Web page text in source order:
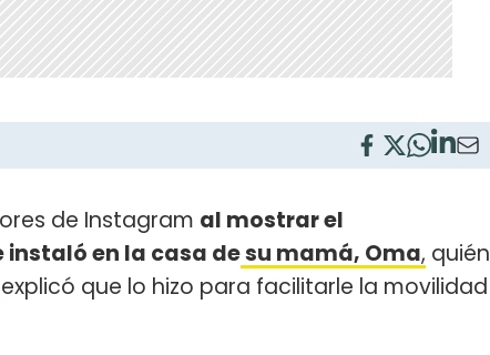
de Instagram al mostrar el
en la casa desu mamá, Oma, quién
explicó que lo hizo para facilitarle la movilidad